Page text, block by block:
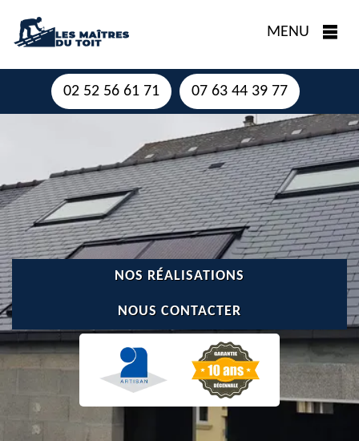
MENU
02 52 56 61 71 07 63 44 39 77
NOS RÉALISATIONS
NOUS CONTACTER